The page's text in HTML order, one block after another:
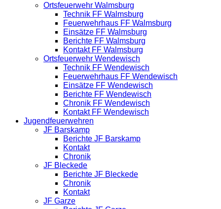
Ortsfeuerwehr Walmsburg
Technik FF Walmsburg
Feuerwehrhaus FF Walmsburg
Einsätze FF Walmsburg
Berichte FF Walmsburg
Kontakt FF Walmsburg
Ortsfeuerwehr Wendewisch
Technik FF Wendewisch
Feuerwehrhaus FF Wendewisch
Einsätze FF Wendewisch
Berichte FF Wendewisch
Chronik FF Wendewisch
Kontakt FF Wendewisch
Jugendfeuerwehren
JF Barskamp
Berichte JF Barskamp
Kontakt
Chronik
JF Bleckede
Berichte JF Bleckede
Chronik
Kontakt
JF Garze